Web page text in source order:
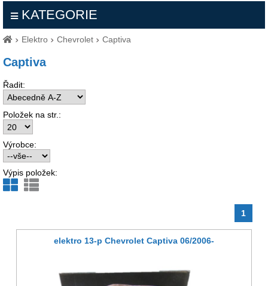
KATEGORIE
Elektro Chevrolet Captiva
Captiva
Řadit:
Položek na str.:
Výrobce:
Výpis položek:
1
elektro 13-p Chevrolet Captiva 06/2006-